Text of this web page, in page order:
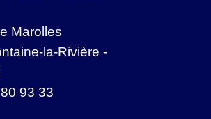
Marolles
la-Rivière -
93 33